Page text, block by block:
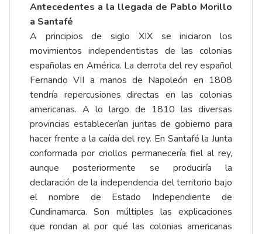
Antecedentes a la llegada de Pablo Morillo
a Santafé
A principios de siglo XIX se iniciaron los
movimientos independentistas de las colonias
españolas en América. La derrota del rey español
Fernando VII a manos de Napoleón en 1808
tendría repercusiones directas en las colonias
americanas. A lo largo de 1810 las diversas
provincias establecerían juntas de gobierno para
hacer frente a la caída del rey. En Santafé la Junta
conformada por criollos permanecería fiel al rey,
aunque posteriormente se produciría la
declaración de la independencia del territorio bajo
el nombre de Estado Independiente de
Cundinamarca. Son múltiples las explicaciones
que rondan al por qué las colonias americanas